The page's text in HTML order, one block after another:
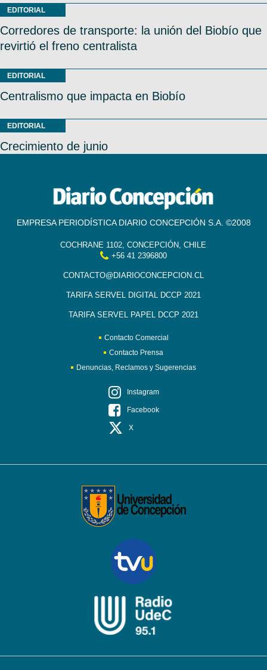
EDITORIAL
Corredores de transporte: la unión del Biobío que
revirtió el freno centralista
EDITORIAL
Centralismo que impacta en Biobío
EDITORIAL
Crecimiento de junio
EMPRESA PERIODÍSTICA DIARIO CONCEPCIÓN S.A. ©2008
COCHRANE 1102, CONCEPCIÓN, CHILE
+56 41 2396800
CONTACTO@DIARIOCONCEPCION.CL
TARIFA SERVEL DIGITAL DCCP 2021
TARIFA SERVEL PAPEL DCCP 2021
Contacto Comercial
Contacto Prensa
Denuncias, Reclamos y Sugerencias
Instagram
Facebook
X